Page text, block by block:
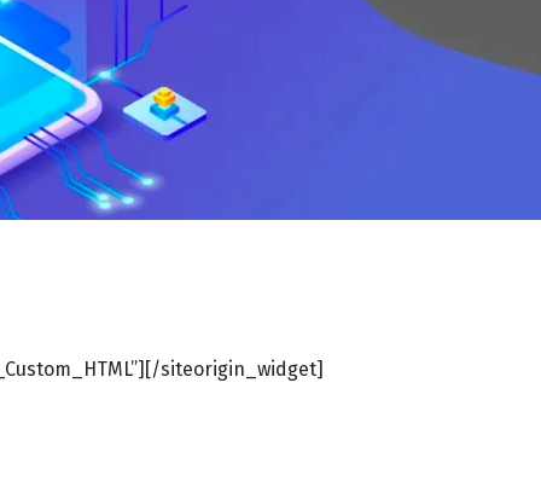
[/siteorigin_widget]